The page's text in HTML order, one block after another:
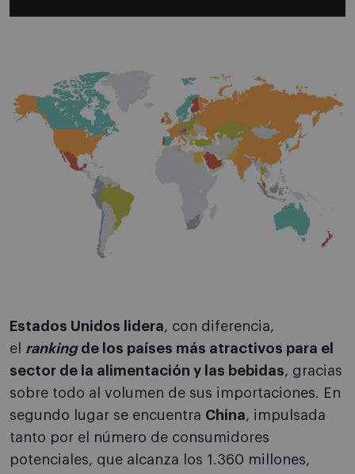
Estados Unidos lidera, con diferencia,
el rankingde los países más atractivos para el
sector de la alimentación y las bebidas, gracias
sobre todo al volumen de sus importaciones. En
segundo lugar se encuentra China, impulsada
tanto por el número de consumidores
potenciales, que alcanza los 1.360 millones,